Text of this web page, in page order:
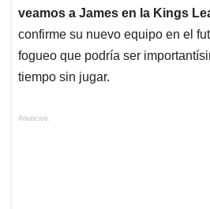
veamos a James en la Kings
confirme su nuevo equipo en el
fogueo que podría ser
tiempo sin jugar.
Anuncios.